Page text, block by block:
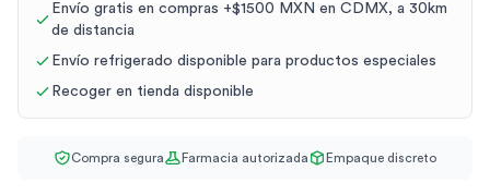
Envío gratis en compras +$1500 MXN en CDMX, a 30km
de distancia
Envío refrigerado disponible para productos especiales
Recoger en tienda disponible
Compra segura Farmacia autorizada Empaque discreto